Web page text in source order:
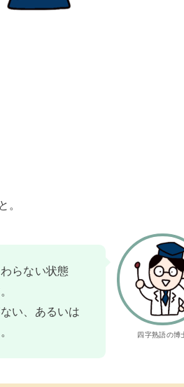
。
四字熟語の博
らない状態
い、あるいは